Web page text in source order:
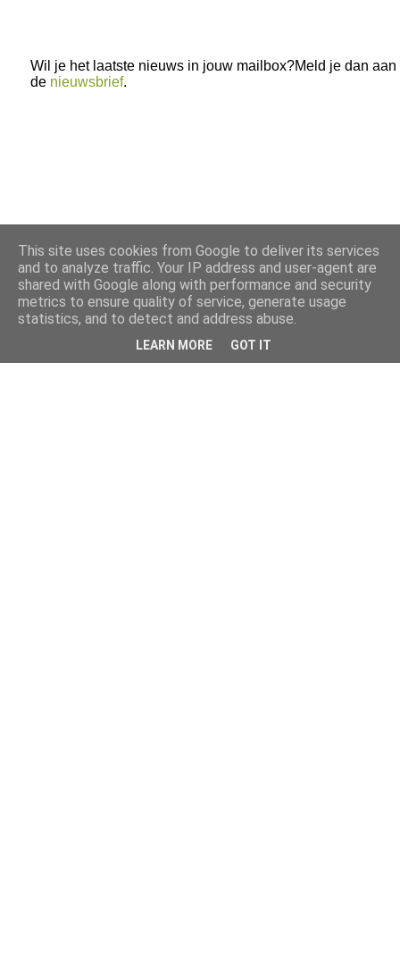
Wil je het laatste nieuws in jouw mailbox?Meld je dan aan
de nieuwsbrief.
This site uses cookies from Google to deliver its services
and to analyze traffic. Your IP address and user-agent are
shared with Google along with performance and security
metrics to ensure quality of service, generate usage
statistics, and to detect and address abuse.
LEARN MORE GOT IT